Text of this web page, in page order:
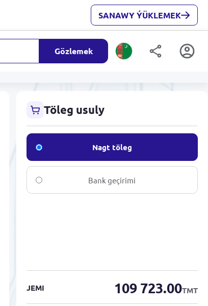
SANAWY ÝÜKLEMEK
Gözlemek
Töleg usuly
Nagt töleg
Bank geçirimi
JEMI 109 723.00TMT